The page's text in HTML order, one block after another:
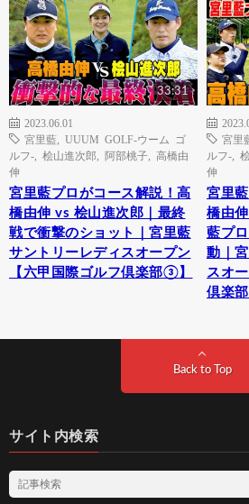
33:31
2023.06.01
宮里藍
UUUM GOLF-ウーム ゴ
ルフ-
桧山進次郎 阿部桃子
高橋由
伸
宮里藍プロがコース解説！高
橋由伸 vs 桧山進次郎｜最終
戦で衝撃のショット｜宮里藍
サントリーレディスオープン
【六甲国際ゴルフ倶楽部③】
宮里
ルフ-
伸
宮里
橋由
藍プ
動｜
スオ
倶楽
Back to Top
サイト内検索